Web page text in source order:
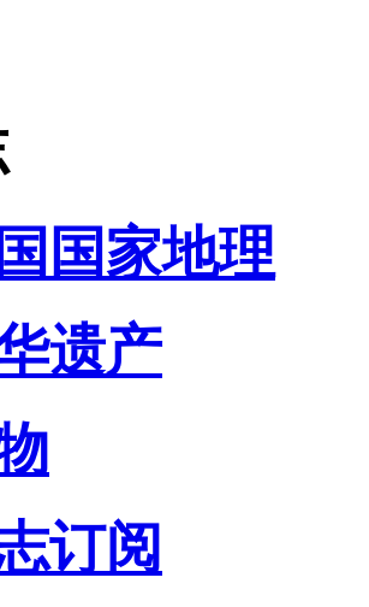
国家地理
遗产
订阅